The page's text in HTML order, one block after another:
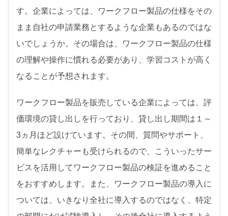
す。企業によっては、ワークフロー製品の仕様をその
まま自社の申請業務とするような企業もあるのではな
いでしょうか。その場合は、ワークフロー製品の仕様
の理解や操作に慣れる必要があり、学習コストが高く
なることが予想されます。
ワークフロー製品を販売している企業によっては、評
価環境の貸し出しを行っており、貸し出し期間は１～
3ヵ月ほど設けています。その間、質問やサポート、
簡単なレクチャーも受けられるので、こういったサー
ビスを活用してワークフロー製品の検証を進めること
をおすすめします。また、ワークフロー製品の導入に
ついては、いきなり全社に導入するのではなく、特定